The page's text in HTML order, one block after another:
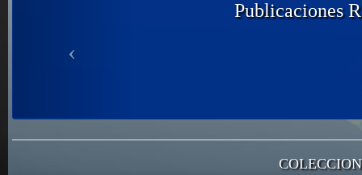
Publicaciones